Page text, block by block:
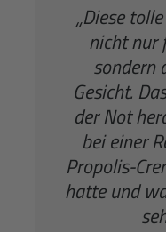
„Diese
nicht nur
sondern
Gesicht.
der Not
bei einer
Propolis-
hatte und